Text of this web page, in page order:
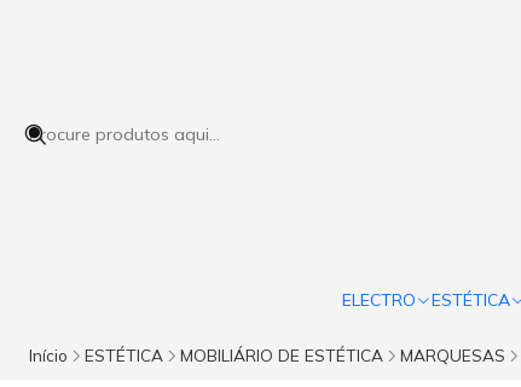
ELECTRO ESTÉTICA
Início ESTÉTICA MOBILIÁRIO DE ESTÉTICA MARQUESAS